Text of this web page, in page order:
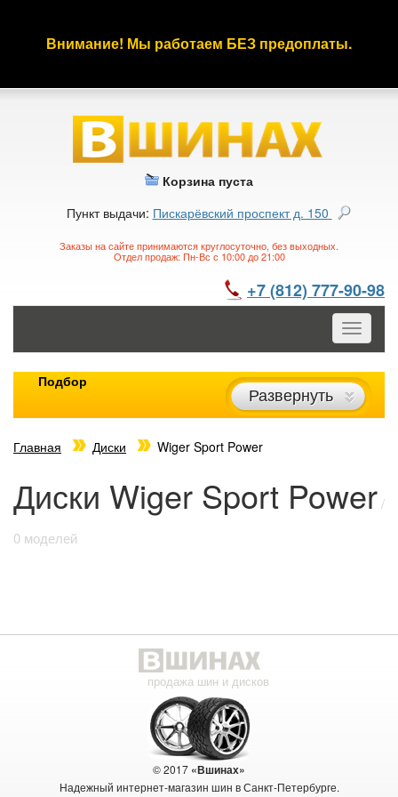
Внимание! Мы работаем БЕЗ предоплаты.
Корзина пуста
Пункт выдачи: Пискарёвский проспект д. 150
Заказы на сайте принимаются круглосуточно, без выходных.
Отдел продаж: Пн-Вс с 10:00 до 21:00
+7 (812) 777-90-98
Toggle
Подбор
Развернуть
Главная Диски Wiger Sport Power
Диски Wiger Sport Power/
0 моделей
продажа шин и дисков
© 2017 «Вшинах»
Надежный интернет-магазин шин в Санкт-Петербурге.